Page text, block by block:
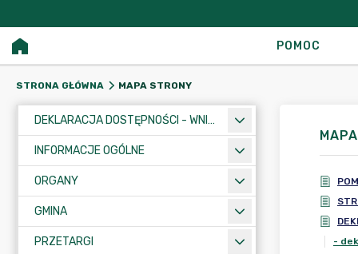
POMOC
STRONA GŁÓWNA MAPA STRONY
DEKLARACJA DOSTĘPNOŚCI - WNIOSEK
INFORMACJE OGÓLNE
ORGANY
GMINA
PRZETARGI
-